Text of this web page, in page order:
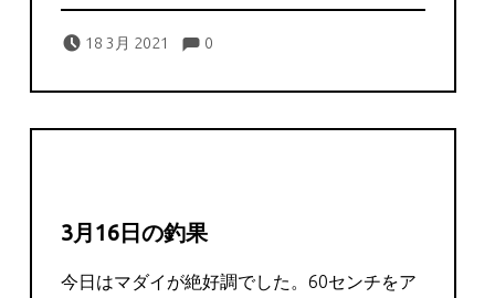
18 3月 2021
captains Comments:0
3月16日の釣果
今日はマダイが絶好調でした。60センチをア